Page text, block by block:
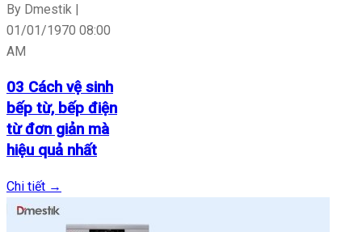
By Dmestik |
01/01/1970 08:00
AM
03 Cách vệ sinh
bếp từ, bếp điện
từ đơn giản mà
hiệu quả nhất
Chi tiết →